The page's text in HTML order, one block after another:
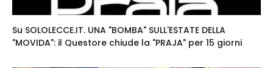
Su SOLOLECCE.IT. UNA "BOMBA" SULL'ESTATE DELLA
"MOVIDA": il Questore chiude la "PRAJA" per 15 giorni